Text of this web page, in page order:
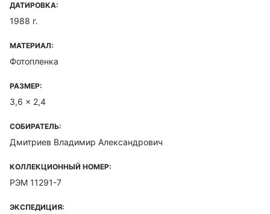
ДАТИРОВКА:
1988 г.
МАТЕРИАЛ:
Фотопленка
РАЗМЕР:
3,6 x 2,4
СОБИРАТЕЛЬ:
Дмитриев Владимир Александрович
КОЛЛЕКЦИОННЫЙ НОМЕР:
РЭМ 11291-7
ЭКСПЕДИЦИЯ: